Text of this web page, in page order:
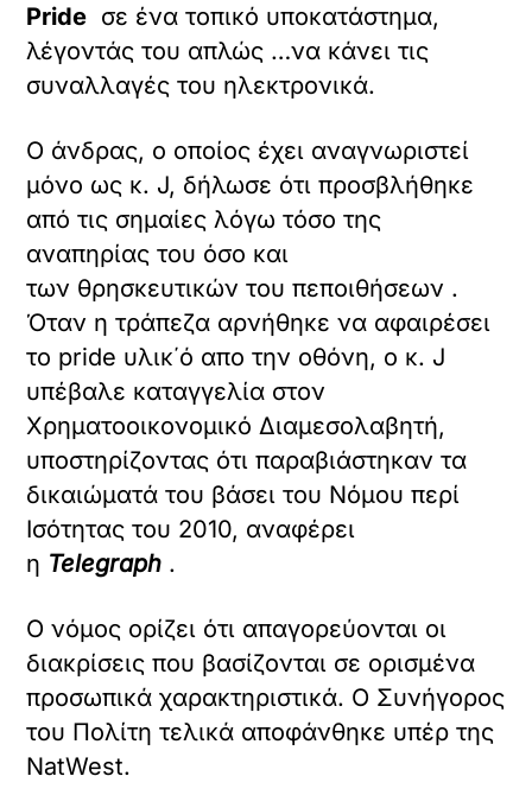
Pride σε ένα τοπικό υποκατάστημα,
λέγοντάς του απλώς …να κάνει τις
συναλλαγές του ηλεκτρονικά.
Ο άνδρας, ο οποίος έχει αναγνωριστεί
μόνο ως κ. J, δήλωσε ότι προσβλήθηκε
από τις σημαίες λόγω τόσο της
αναπηρίας του όσο και
των θρησκευτικών του πεποιθήσεων .
Όταν η τράπεζα αρνήθηκε να αφαιρέσει
το pride υλικ΄ό απο την οθόνη, ο κ. J
υπέβαλε καταγγελία στον
Χρηματοοικονομικό Διαμεσολαβητή,
υποστηρίζοντας ότι παραβιάστηκαν τα
δικαιώματά του βάσει του Νόμου περί
Ισότητας του 2010, αναφέρει
η Telegraph .
Ο νόμος ορίζει ότι απαγορεύονται οι
διακρίσεις που βασίζονται σε ορισμένα
προσωπικά χαρακτηριστικά. Ο Συνήγορος
του Πολίτη τελικά αποφάνθηκε υπέρ της
NatWest.